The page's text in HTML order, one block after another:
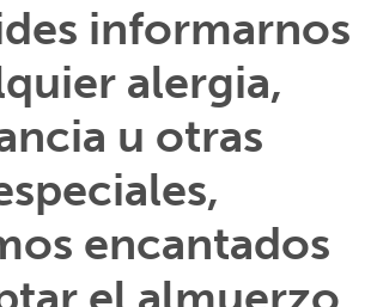
informarnos
alergia,
u otras
encantados